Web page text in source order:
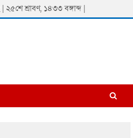
শ্রাবণ, ১৪৩৩ বঙ্গাব্দ |